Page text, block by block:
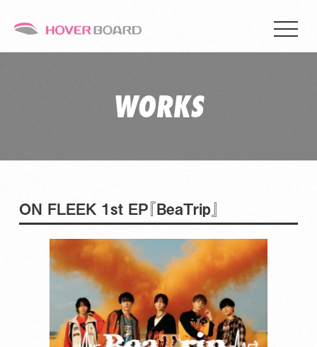
WORKS
ON FLEEK 1st EP『BeaTrip』